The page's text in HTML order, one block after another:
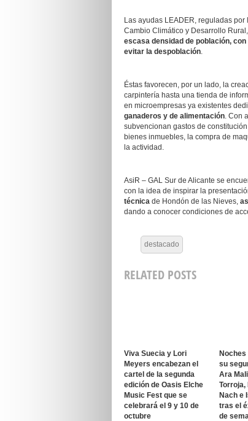
Las ayudas LEADER, reguladas
Cambio Climático y Desarrollo
escasa densidad de población,
evitar la despoblación.
Éstas favorecen, por un lado, la
carpintería hasta una tienda de
en microempresas ya existentes
ganaderos y de alimentación. Con
subvencionan gastos de
bienes inmuebles, la compra de
la actividad.
AsiR – GAL Sur de Alicante se
con la idea de inspirar la
técnica de Hondón de las Nieves,
dando a conocer condiciones de
destacado
RELATED POSTS
Viva Suecia y Lori
Meyers encabezan el
cartel de la segunda
edición de Oasis Elche
Music Fest que se
celebrará el 9 y 10 de
octubre
su
Ara
Torroja,
Nach e
tras el
de